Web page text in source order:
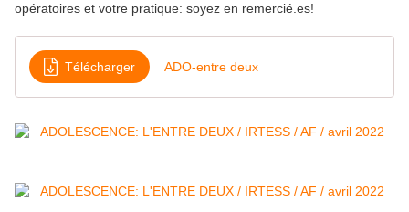
opératoires et votre pratique: soyez en remercié.es!
Télécharger ADO-entre deux